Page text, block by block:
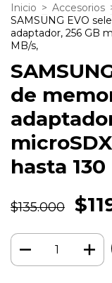
Inicio > Accesorios
SAMSUNG EVO
adaptador, 256 GB
MB/s,
de
hasta 130
$135.000